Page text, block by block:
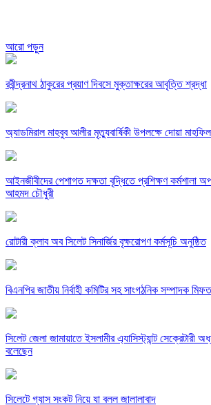
আরো পড়ুন
রবীন্দ্রনাথ ঠাকুরের প্রয়াণ দিবসে মুক্তাক্ষরের আবৃত্তি শ্রদ্ধা
অ্যাডমিরাল মাহবুব আলীর মৃত্যুবার্ষিকী উপলক্ষে দোয়া মাহফিল
‎আইনজীবীদের পেশাগত দক্ষতা বৃদ্ধিতে প্রশিক্ষণ কর্মশালা
আহমদ চৌধুরী
রোটারী ক্লাব অব সিলেট সিনার্জির বৃক্ষরোপণ কর্মসূচি অনুষ্ঠিত
বিএনপির জাতীয় নির্বাহী কমিটির সহ সাংগঠনিক সম্পাদক
সিলেট জেলা জামায়াতে ইসলামীর এ্যাসিস্ট্যান্ট
বলেছেন
সিলেটে গ্যাস সংকট নিয়ে যা বলল জালালাবাদ